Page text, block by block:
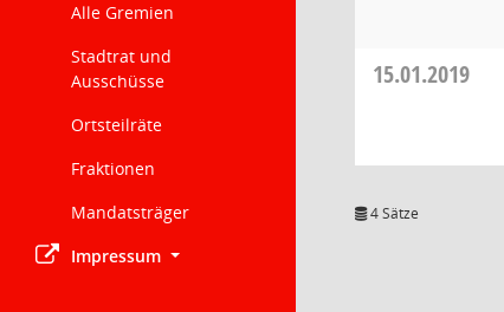
Alle Gremien
Stadtrat und
Ausschüsse
Ortsteilräte
Fraktionen
Mandatsträger
Impressum
15.01.2019
4 Sätze